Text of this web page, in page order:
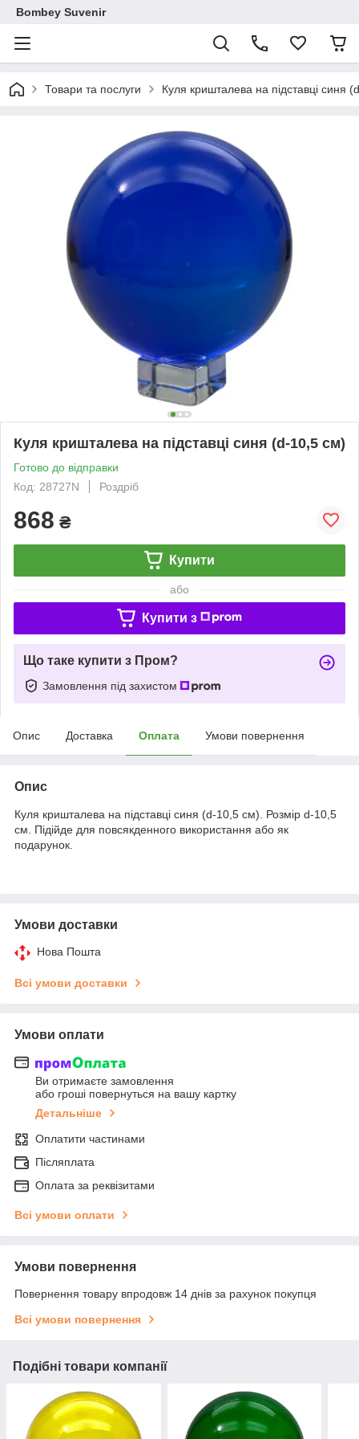
Bombey Suvenir
Товари та послуги Куля кришталева на підставці синя
Куля кришталева на підставці синя (d-10,5 см)
Готово до відправки
Код: 28727N
Роздріб
868 ₴
Купити
або
Купити з
Що таке купити з Пром?
Замовлення під захистом
Опис Доставка Оплата Умови повернення
Опис
Куля кришталева на підставці синя (d-10,5 см). Розмір d-10,5
см. Підійде для повсякденного використання або як
подарунок.
Умови доставки
Нова Пошта
Всі умови доставки
Умови оплати
Ви отримаєте замовлення
або гроші повернуться на вашу картку
Детальніше
Оплатити частинами
Післяплата
Оплата за реквізитами
Всі умови оплати
Умови повернення
Повернення товару впродовж 14 днів за рахунок покупця
Всі умови повернення
Подібні товари компанії